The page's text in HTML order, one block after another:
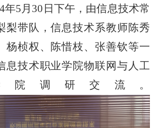
年5月30日下午， 由信息技术常
梨带队，信息技术系教师陈秀
杨桢权、陈惜枝、张善钦等一
息技术职业学院物联网与人工
院调研交流。